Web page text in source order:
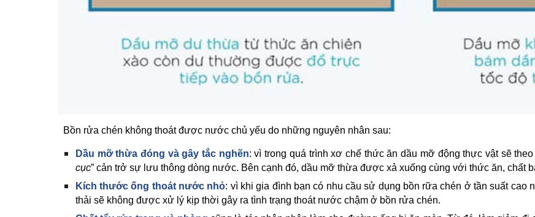
Bồn rửa chén không thoát được nước chủ yếu do những nguyên nhân sau:
Dầu mỡ thừa đóng và gây tắc nghẽn: vì trong quá trình xơ chế thức ăn dầu mỡ động thực vật sẽ
cục” cản trở sự lưu thông dòng nước. Bên cạnh đó, dầu mỡ thừa được xả xuống cùng với thức ăn, chất
Kích thước ống thoát nước nhỏ: vì khi gia đình bạn có nhu cầu sử dụng bồn rữa chén ở tần suất
thải sẽ không được xử lý kịp thời gây ra tình trạng thoát nước chậm ở bồn rửa chén.